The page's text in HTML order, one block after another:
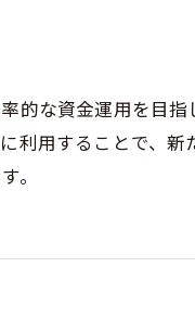
的な資金運用を目
利用することで、
。